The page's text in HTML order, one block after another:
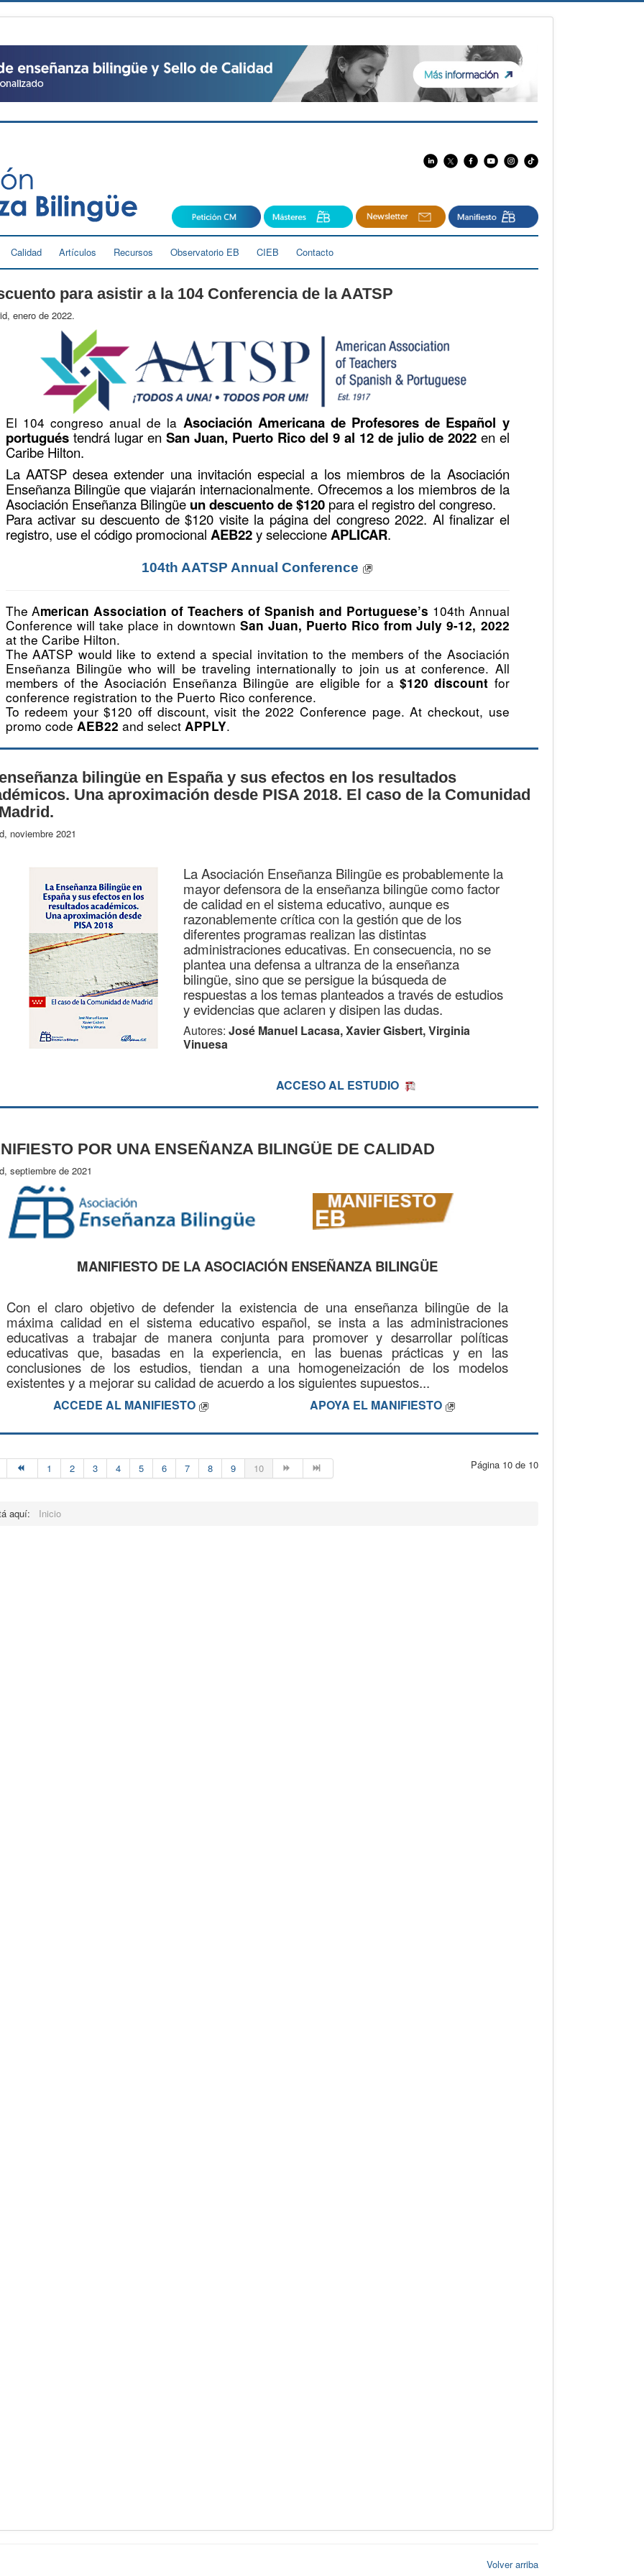
Calidad Artículos Recursos Observatorio EB CIEB Contacto
para asistir a la 104 Conferencia de la AATSP
enero de 2022.
El 104 congreso anual de la Asociación Americana de Profesores de Español y
portuguéstendrá lugar en San Juan, Puerto Rico del 9 al 12 de julio de 2022en el
Caribe Hilton.
La AATSP desea extender una invitación especial a los miembros de la Asociación
Enseñanza Bilingüe que viajarán internacionalmente. Ofrecemos a los miembros de la
Asociación Enseñanza Bilingüe un descuento de $120para el registro del congreso.
Para activar su descuento de $120 visite la página del congreso 2022. Al finalizar el
registro, use el código promocional AEB22y seleccioneAPLICAR.
104th AATSP Annual Conference
The American Association of Teachers of Spanish and Portuguese’s 104th Annual
Conference will take place in downtown San Juan, Puerto Rico from July 9-12, 2022
at the Caribe Hilton.
The AATSP would like to extend a special invitation to the members of the Asociación
Enseñanza Bilingüe who will be traveling internationally to join us at conference. All
members of the Asociación Enseñanza Bilingüe are eligible for a$120 discount for
conference registration to the Puerto Rico conference.
To redeem your $120 off discount, visit the 2022 Conference page. At checkout, use
promo codeAEB22 and select APPLY.
bilingüe en España y sus efectos en los resultados
Una aproximación desde PISA 2018. El caso de la Comunidad
noviembre 2021
La Asociación Enseñanza Bilingüe es probablemente la
mayor defensora de la enseñanza bilingüe como factor
de calidad en el sistema educativo, aunque es
razonablemente crítica con la gestión que de los
diferentes programas realizan las distintas
administraciones educativas. En consecuencia, no se
plantea una defensa a ultranza de la enseñanza
bilingüe, sino que se persigue la búsqueda de
respuestas a los temas planteados a través de estudios
y evidencias que aclaren y disipen las dudas.
Autores: José Manuel Lacasa, Xavier Gisbert, Virginia
Vinuesa
ACCESO AL ESTUDIO
POR UNA ENSEÑANZA BILINGÜE DE CALIDAD
septiembre de 2021
MANIFIESTO DE LA ASOCIACIÓN ENSEÑANZA BILINGÜE
Con el claro objetivo de defender la existencia de una enseñanza bilingüe de la
máxima calidad en el sistema educativo español, se insta a las administraciones
educativas a trabajar de manera conjunta para promover y desarrollar políticas
educativas que, basadas en la experiencia, en las buenas prácticas y en las
conclusiones de los estudios, tiendan a una homogeneización de los modelos
existentes y a mejorar su calidad de acuerdo a los siguientes supuestos...
ACCEDE AL MANIFIESTO APOYA EL MANIFIESTO
Página 10 de 10
1 2 3 4 5 6 7 8 9 10
aquí: Inicio
Volver arriba